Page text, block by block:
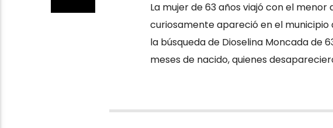
La mujer de 63 años viajó con el menor
curiosamente apareció en el municipio
la búsqueda de Dioselina Moncada de
meses de nacido, quienes